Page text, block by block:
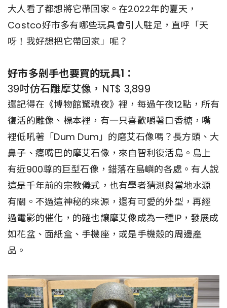
大人看了都想將它帶回家。在2022年的夏天，
Costco好市多有哪些玩具會引人駐足，直呼「天
呀！我好想把它帶回家」呢？
好市多剁手也要買的玩具1：
39吋仿石雕摩艾像，NT$ 3,899
還記得在《博物館驚魂夜》裡，每過午夜12點，所有
復活的雕像、標本裡，有一只喜歡嚼著口香糖，嘴
裡低吼著「Dum Dum」的磨艾石像嗎？長方頭、大
鼻子、癟嘴巴的摩艾石像，來自智利復活島。島上
有近900尊的巨型石像，錯落在島嶼的各處。有人說
這是千年前的宗教儀式，也有學者猜測與當地水源
有關。不過這神秘的來源，還有可愛的外型，再經
過電影的催化，的確也讓摩艾像成為一種IP，發展成
如花盆、面紙盒、手機座，或是手機殼的周邊產
品。